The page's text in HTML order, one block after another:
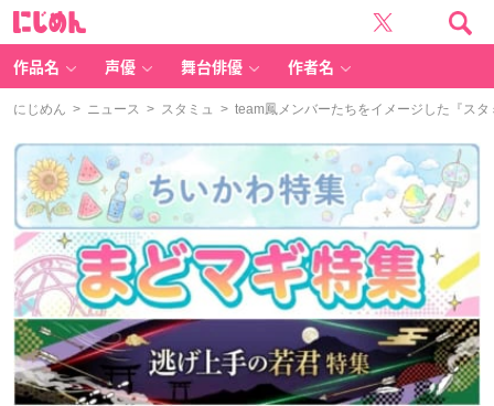
作品名 声優 舞台俳優 作者名
にじめん > ニュース > スタミュ > team鳳メンバーたちをイメージした『ス